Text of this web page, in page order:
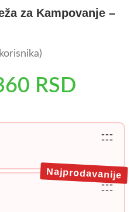
za Kampovanje –
RSD
---
---
---
---
Najprodavanije